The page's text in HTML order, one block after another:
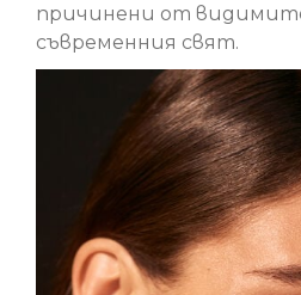
причинени от
съвременния свят.